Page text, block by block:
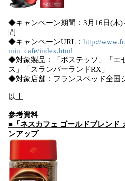
◆キャンペーン期間：3月16日(木
間
◆キャンペーンURL： http://
min_cafe/index.html
◆対象製品：「ボステッソ」「エ
ス」「スランバーランドRX」
◆対象店舗：フランスベッド全国
以上
参考資料
■「ネスカフェ ゴールドブレンド
ンアップ